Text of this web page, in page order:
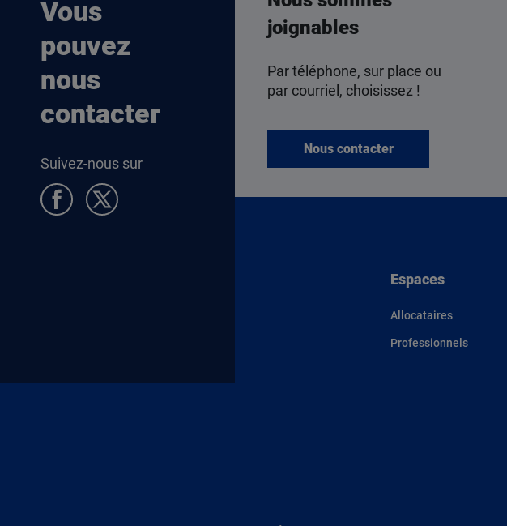
Vous
pouvez
nous
contacter
Suivez-nous sur
joignables
Par téléphone, sur place ou
par courriel, choisissez !
Nous contacter
Espaces
Allocataires
Professionnels